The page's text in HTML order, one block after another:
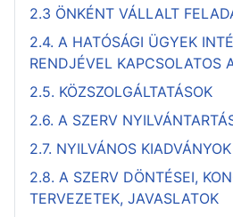
2.3 ÖNKÉNT VÁLLALT
2.4. A HATÓSÁGI ÜGYEK
RENDJÉVEL KAPCSOLATOS
2.5. KÖZSZOLGÁLTATÁSOK
2.6. A SZERV
2.7. NYILVÁNOS KIADVÁNYOK
2.8. A SZERV DÖNTÉSEI,
TERVEZETEK, JAVASLATOK